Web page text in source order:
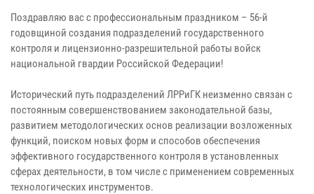
Поздравляю вас с профессиональным праздником – 56-й
годовщиной создания подразделений государственного
контроля и лицензионно-разрешительной работы войск
национальной гвардии Российской Федерации!
Исторический путь подразделений ЛРРиГК неизменно связан с
постоянным совершенствованием законодательной базы,
развитием методологических основ реализации возложенных
функций, поиском новых форм и способов обеспечения
эффективного государственного контроля в установленных
сферах деятельности, в том числе с применением современных
технологических инструментов.